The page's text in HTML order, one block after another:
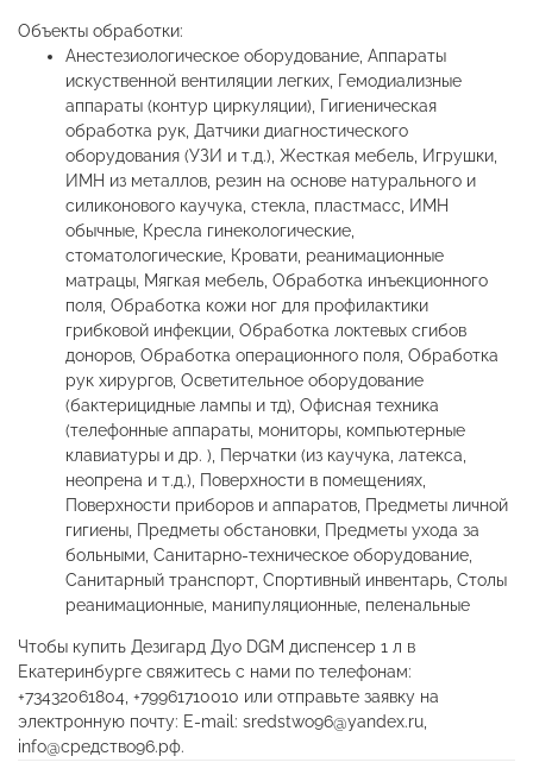
Объекты обработки:
Анестезиологическое оборудование, Аппараты
искуственной вентиляции легких, Гемодиализные
аппараты (контур циркуляции), Гигиеническая
обработка рук, Датчики диагностического
оборудования (УЗИ и т.д.), Жесткая мебель, Игрушки,
ИМН из металлов, резин на основе натурального и
силиконового каучука, стекла, пластмасс, ИМН
обычные, Кресла гинекологические,
стоматологические, Кровати, реанимационные
матрацы, Мягкая мебель, Обработка инъекционного
поля, Обработка кожи ног для профилактики
грибковой инфекции, Обработка локтевых сгибов
доноров, Обработка операционного поля, Обработка
рук хирургов, Осветительное оборудование
(бактерицидные лампы и тд), Офисная техника
(телефонные аппараты, мониторы, компьютерные
клавиатуры и др. ), Перчатки (из каучука, латекса,
неопрена и т.д.), Поверхности в помещениях,
Поверхности приборов и аппаратов, Предметы личной
гигиены, Предметы обстановки, Предметы ухода за
больными, Санитарно-техническое оборудование,
Санитарный транспорт, Спортивный инвентарь, Столы
реанимационные, манипуляционные, пеленальные
Чтобы купить Дезигард Дуо DGM диспенсер 1 л в
Екатеринбурге свяжитесь с нами по телефонам:
+73432061804, +79961710010 или отправьте заявку на
электронную почту: E-mail: sredstwo96@yandex.ru,
info@средство96.рф.